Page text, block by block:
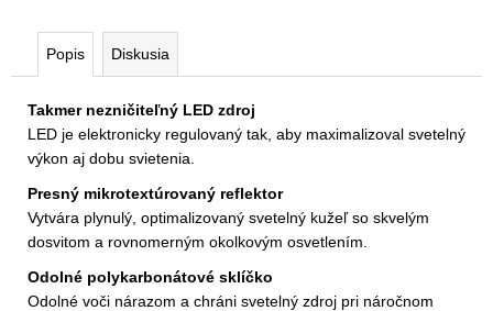
Popis Diskusia
Takmer nezničiteľný LED zdroj
LED je elektronicky regulovaný tak, aby maximalizoval svetelný
výkon aj dobu svietenia.
Presný mikrotextúrovaný reflektor
Vytvára plynulý, optimalizovaný svetelný kužeľ so skvelým
dosvitom a rovnomerným okolkovým osvetlením.
Odolné polykarbonátové sklíčko
Odolné voči nárazom a chráni svetelný zdroj pri náročnom